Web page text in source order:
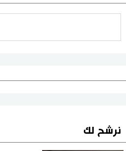
نرشح لك